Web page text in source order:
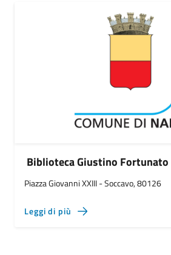
Biblioteca Giustino Fortunato
Piazza Giovanni XXIII - Soccavo, 80126
Leggi di più